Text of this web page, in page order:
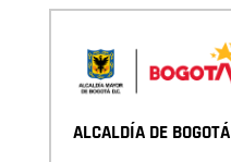
ALCALDÍA DE BOGOTÁ